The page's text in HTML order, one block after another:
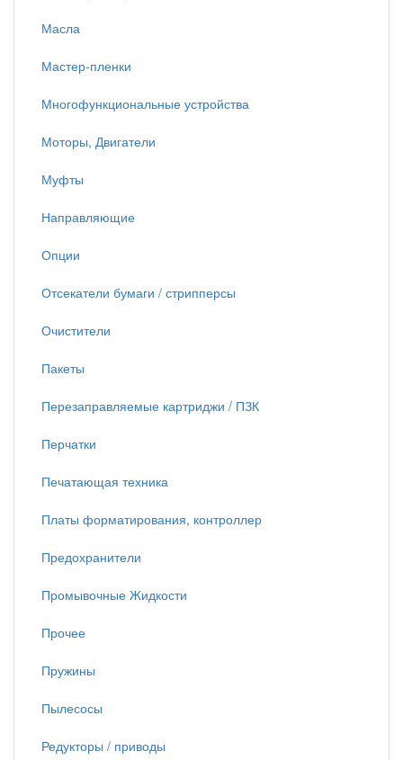
Масла
Мастер-пленки
Многофункциональные устройства
Моторы, Двигатели
Муфты
Направляющие
Опции
Отсекатели бумаги / стрипперсы
Очистители
Пакеты
Перезаправляемые картриджи / ПЗК
Перчатки
Печатающая техника
Платы форматирования, контроллер
Предохранители
Промывочные Жидкости
Прочее
Пружины
Пылесосы
Редукторы / приводы